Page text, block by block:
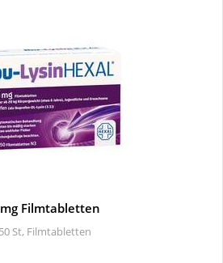
Filmtabletten
50 St, Filmtabletten